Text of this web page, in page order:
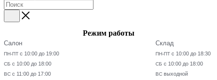
Режим работы
Салон
ПН-ПТ с 10:00 до 19:00
СБ с 10:00 до 18:00
ВС с 11:00 до 17:00
Склад
ПН-ПТ с 10:00 до 18:30
СБ с 10:00 до 18:00
ВС выходной